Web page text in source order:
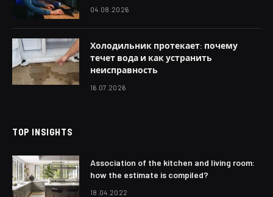
04.08.2026
Холодильник протекает: почему
течет вода и как устранить
неисправность
16.07.2026
TOP INSIGHTS
Association of the kitchen and living room:
how the estimate is compiled?
18.04.2022